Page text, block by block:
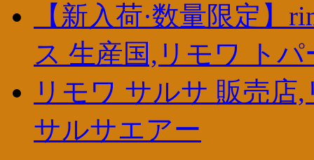
【新入荷·数量限定】
ス 生産国,リモワ トパ
リモワ サルサ 販売店
サルサエアー